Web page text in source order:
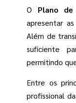
O Plano de
apresentar
Além de
suficiente
permitindo
Entre os
profissional